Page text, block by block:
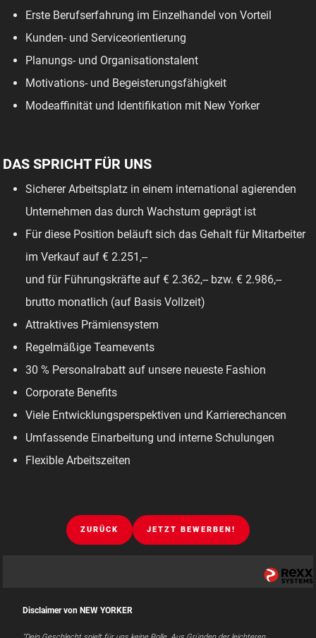
Erste Berufserfahrung im Einzelhandel von Vorteil
Kunden- und Serviceorientierung
Planungs- und Organisationstalent
Motivations- und Begeisterungsfähigkeit
Modeaffinität und Identifikation mit New Yorker
DAS SPRICHT FÜR UNS
Sicherer Arbeitsplatz in einem international agierenden
Unternehmen das durch Wachstum geprägt ist
Für diese Position beläuft sich das Gehalt für Mitarbeiter
im Verkauf auf € 2.251,--
und für Führungskräfte auf € 2.362,-- bzw. € 2.986,--
brutto monatlich (auf Basis Vollzeit)
Attraktives Prämiensystem
Regelmäßige Teamevents
30 % Personalrabatt auf unsere neueste Fashion
Corporate Benefits
Viele Entwicklungsperspektiven und Karrierechancen
Umfassende Einarbeitung und interne Schulungen
Flexible Arbeitszeiten
ZURÜCK JETZT BEWERBEN!
Disclaimer von NEW YORKER